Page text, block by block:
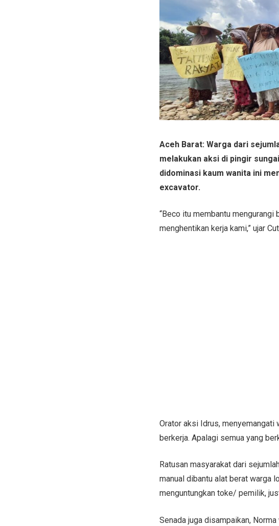
Aceh Barat: Warga dari
melakukan aksi di pingir
didominasi kaum wanita ini
excavator.
“Beco itu membantu mengurangi
menghentikan kerja kami,” ujar
Orator aksi Idrus, menyemangati
berkerja. Apalagi semua yang
Ratusan masyarakat dari
manual dibantu alat berat warga
menguntungkan toke/ pemilik,
Senada juga disampaikan,